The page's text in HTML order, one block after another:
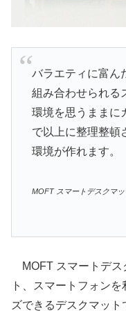
バラエティに富ん
組み合わせられる
環境を思うままに
で以上に整理整頓
環境が作れます。
MOFT スマートデスクマ
MOFT スマートデス
ト、スマートフォン
ズできるデスクマッ